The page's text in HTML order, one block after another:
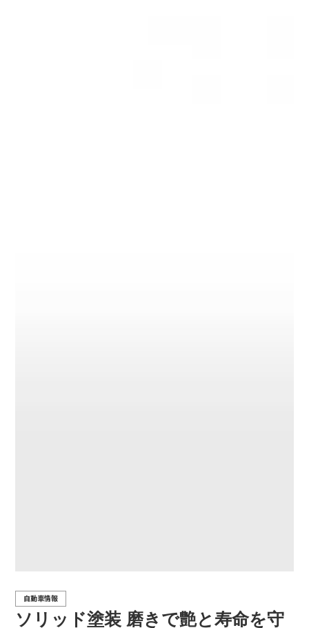
ソリッド塗装 磨きで艶と寿命を守
自動車情報